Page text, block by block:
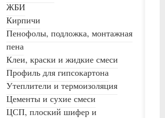
ЖБИ
Кирпичи
Пенофолы, подложка, монтажная
пена
Клеи, краски и жидкие смеси
Профиль для гипсокартона
Утеплители и термоизоляция
Цементы и сухие смеси
ЦСП, плоский шифер и